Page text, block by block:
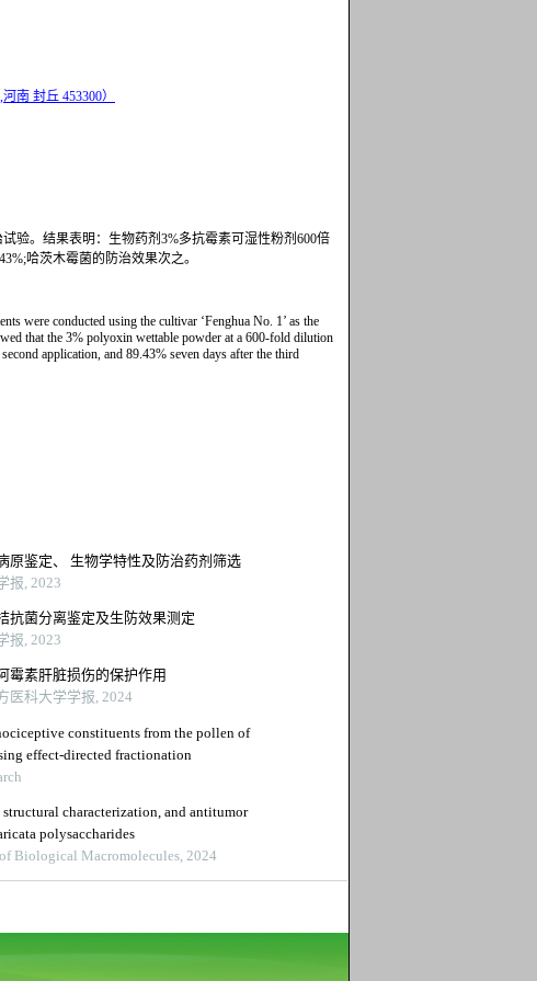
南 封丘 453300）
验。结果表明：生物药剂3%多抗霉素可湿性粉剂600倍
哈茨木霉菌的防治效果次之。
were conducted using the cultivar ‘Fenghua No. 1’ as the
that the 3% polyoxin wettable powder at a 600-fold dilution
application, and 89.43% seven days after the third